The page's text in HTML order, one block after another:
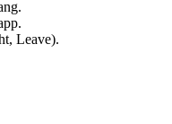
Leave).